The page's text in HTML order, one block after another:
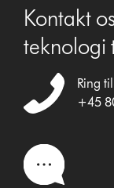
Kontakt
teknologi
Ring
+45